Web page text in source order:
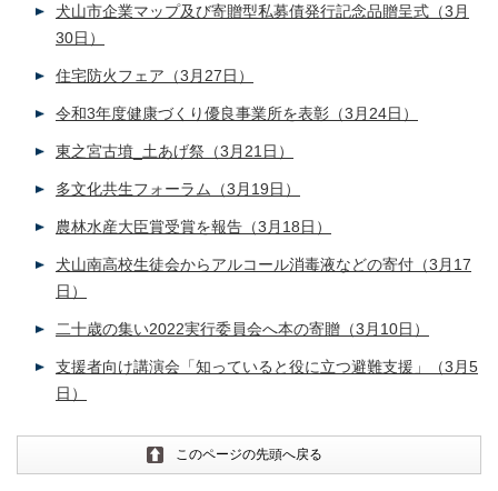
犬山市企業マップ及び寄贈型私募債発行記念品贈呈式（3月
30日）
住宅防火フェア（3月27日）
令和3年度健康づくり優良事業所を表彰（3月24日）
東之宮古墳_土あげ祭（3月21日）
多文化共生フォーラム（3月19日）
農林水産大臣賞受賞を報告（3月18日）
犬山南高校生徒会からアルコール消毒液などの寄付（3月17
日）
二十歳の集い2022実行委員会へ本の寄贈（3月10日）
支援者向け講演会「知っていると役に立つ避難支援」（3月5
日）
このページの先頭へ戻る